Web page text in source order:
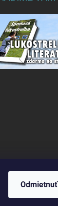
Odmietnuť